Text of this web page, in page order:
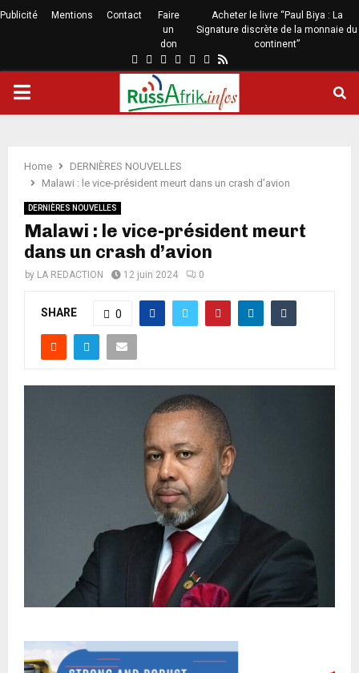
Publicité Mentions Contact
Faire
un
don
Acheter le livre “Paul Biya : La
Signature discrète de la monnaie du
continent”
Home
DERNIÈRES NOUVELLES
Malawi : le vice-président meurt dans un crash d’avion
DERNIÈRES NOUVELLES
Malawi : le vice-président meurt
dans un crash d’avion
by LA REDACTION 12 juin 2024 0
SHARE 0